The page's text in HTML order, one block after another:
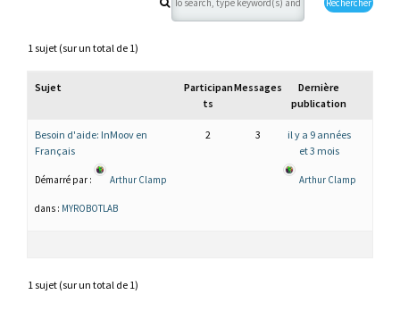
1 sujet (sur un total de 1)
Sujet
Participan
ts
Messages
Dernière
publication
Besoin d'aide: InMoov en
Français
Démarré par : Arthur Clamp
dans : MYROBOTLAB
2 3
il y a 9 années
et 3 mois
Arthur Clamp
1 sujet (sur un total de 1)